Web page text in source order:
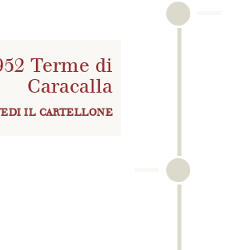
Terme di
Caracalla
IL CARTELLONE